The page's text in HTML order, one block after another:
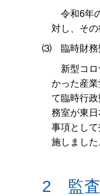
令和6年
対し、その
⑶ 臨時財務
新型コロ
かった産
て臨時行
務室が東
事項とし
施しました
2 監査